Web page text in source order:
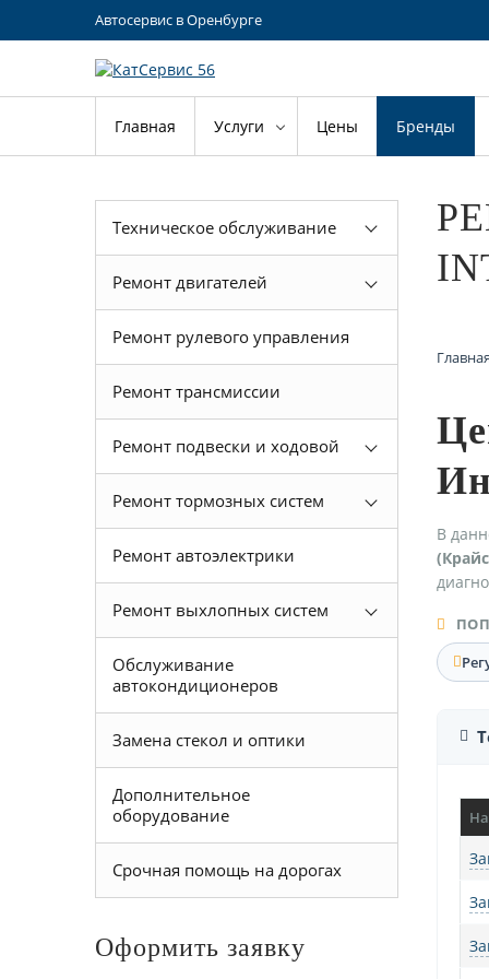
Автосервис в Оренбурге
Главная Услуги Цены Бренды
Главная
В
Техническое обслуживание
Ремонт двигателей
Ремонт рулевого управления
Ремонт трансмиссии
Ремонт подвески и ходовой
Ремонт тормозных систем
Ремонт автоэлектрики
Ремонт выхлопных систем
Обслуживание
автокондиционеров
Замена стекол и оптики
Дополнительное
оборудование
Срочная помощь на дорогах
Оформить заявку